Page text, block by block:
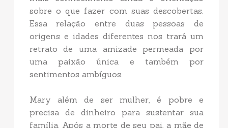
sobre o que fazer com suas descobertas.
Essa relação entre duas pessoas de
origens e idades diferentes nos trará um
retrato de uma amizade permeada por
uma paixão única e também por
sentimentos ambíguos.
Mary além de ser mulher, é pobre e
precisa de dinheiro para sustentar sua
família. Após a morte de seu pai, a mãe de